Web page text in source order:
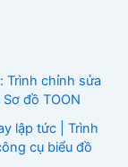
Trình chỉnh sửa
đồ TOON
lập tức | Trình
cụ biểu đồ